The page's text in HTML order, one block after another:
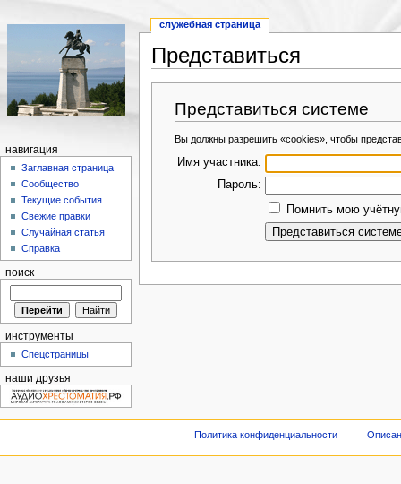
Представиться
Представиться системе
Вы должны разрешить «cookies», чтобы
Имя участника:
Пароль:
Помнить мою
служебная страница
навигация
Заглавная страница
Сообщество
Текущие события
Свежие правки
Случайная статья
Справка
поиск
инструменты
Спецстраницы
наши друзья
Политика конфиденциальности